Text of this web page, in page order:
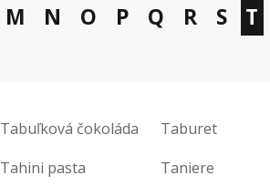
M N O P Q R S T
Tabuľková čokoláda
Taburet
Tahini pasta
Taniere